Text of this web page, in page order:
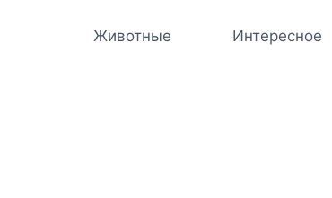
Животные Интересное